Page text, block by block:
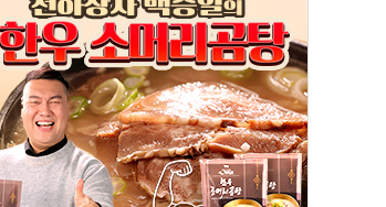
정청래 43.27% 송영길 11.63%
정청래 39.89% 송영길 7.47%
부족 현실화
동해안 강한 비 이어져
에 치여 사망